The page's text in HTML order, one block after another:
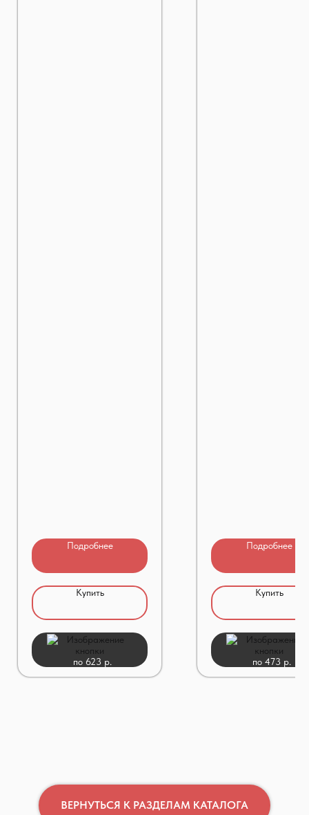
Подробнее
Купить
по 623 р.
Подробнее
Купить
по 473 р.
ВЕРНУТЬСЯ К РАЗДЕЛАМ КАТАЛОГА